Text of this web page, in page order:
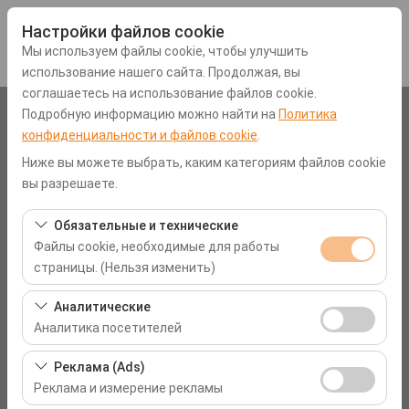
Настройки файлов cookie
Мы используем файлы cookie, чтобы улучшить
использование нашего сайта. Продолжая, вы
соглашаетесь на использование файлов cookie.
Подробную информацию можно найти на Политика
конфиденциальности и файлов cookie
Ниже вы можете выбрать, каким категориям файлов cookie
вы разрешаете.
Обязательные и технические
Файлы cookie, необходимые для работы
страницы. (Нельзя изменить)
Эти файлы cookie необходимы для корректной
работы сайта, безопасности, управления сеансами и
базовых функций. Их нельзя отключить.
Аналитические
Аналитика посетителей
Эти файлы cookie позволяют нам анализировать, как
используется наш сайт (количество посетителей,
самые посещаемые страницы, поведение
Реклама (Ads)
Реклама и измерение рекламы
Чувствительный элемент
Muğla Мугла Фетхие
Указать другое место возврата машины
Дата и время пуска
09:00
Дата и время возврата